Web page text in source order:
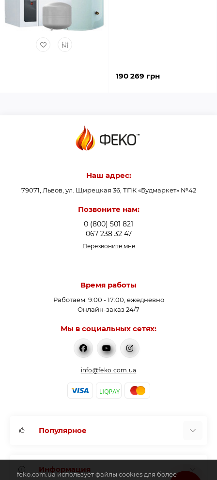
190 269 грн
Наш адрес:
79071, Львов, ул. Щирецкая 36, ТПК «Будмаркет» №42
Позвоните нам:
0 (800) 501 821
067 238 32 47
Перезвоните мне
Время работы
Работаем: 9:00 - 17:00, ежедневно
Онлайн-заказ 24/7
Мы в социальных сетях:
info@feko.com.ua
Популярное
Аккумулирующие емкости
Информация
feko.com.ua использует файлы cookies для более